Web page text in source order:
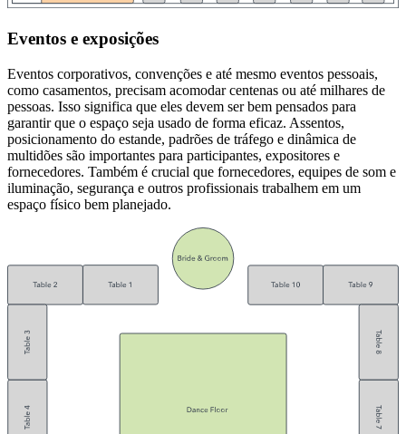
Eventos e exposições
Eventos corporativos, convenções e até mesmo eventos pessoais,
como casamentos, precisam acomodar centenas ou até milhares de
pessoas. Isso significa que eles devem ser bem pensados para
garantir que o espaço seja usado de forma eficaz. Assentos,
posicionamento do estande, padrões de tráfego e dinâmica de
multidões são importantes para participantes, expositores e
fornecedores. Também é crucial que fornecedores, equipes de som e
iluminação, segurança e outros profissionais trabalhem em um
espaço físico bem planejado.